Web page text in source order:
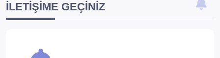
İLETIŞIME GEÇINIZ